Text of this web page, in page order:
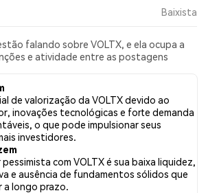
Baixista
falando sobre VOLTX, e ela ocupa a
e atividade entre as postagens
sociais foi Baixista. Por fim, foram
notícias sobre VOLTX. No Twitter,
um sentimento otimista em
dos tweets com sentimento pessimista
dos tweets foram neutros em relação a
são baseados em 0 tweets.
de valorização da VOLTX devido ao
inovações tecnológicas e forte demanda
o que pode impulsionar seus
investidores.
com VOLTX é sua baixa liquidez,
e ausência de fundamentos sólidos que
a longo prazo.